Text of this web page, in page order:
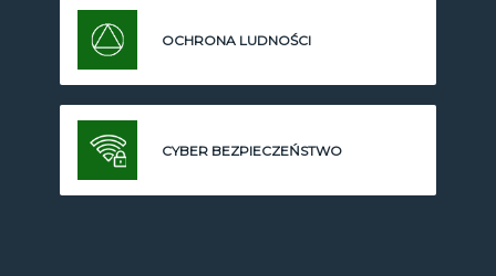
OCHRONA LUDNOŚCI
CYBER BEZPIECZEŃSTWO